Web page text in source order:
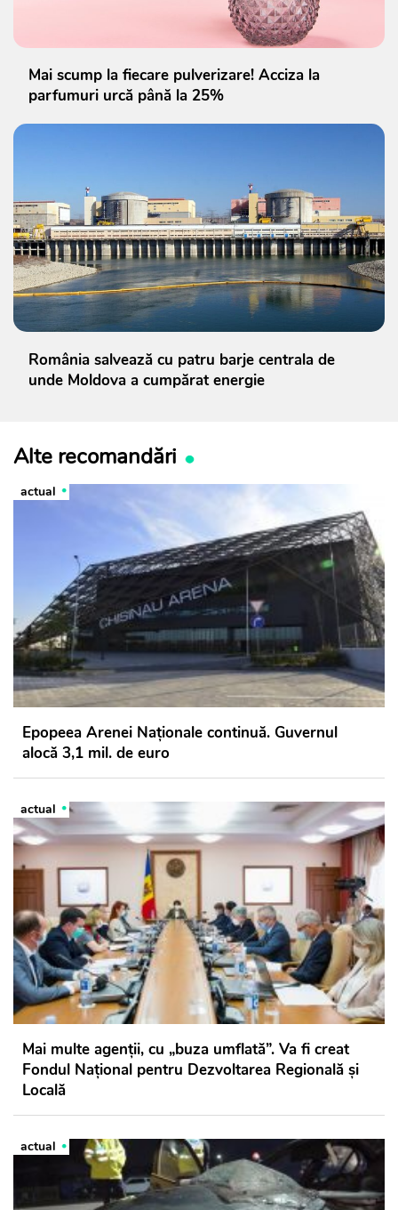
Mai scump la fiecare pulverizare! Acciza la
parfumuri urcă până la 25%
România salvează cu patru barje centrala de
unde Moldova a cumpărat energie
Alte recomandări
actual
Epopeea Arenei Naționale continuă. Guvernul
alocă 3,1 mil. de euro
actual
Mai multe agenții, cu „buza umflată”. Va fi creat
Fondul Național pentru Dezvoltarea Regională și
Locală
actual